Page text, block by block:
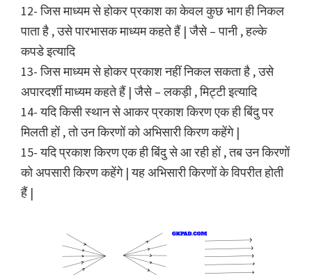
12- जिस माध्यम से होकर प्रकाश का केवल कुछ भाग ही निकल
पाता है , उसे पारभासक माध्यम कहते हैं | जैसे – पानी , हल्के
कपडे इत्यादि
13- जिस माध्यम से होकर प्रकाश नहीं निकल सकता है , उसे
अपारदर्शी माध्यम कहते हैं | जैसे – लकड़ी , मिट्टी इत्यादि
14- यदि किसी स्थान से आकर प्रकाश किरण एक ही बिंदु पर
मिलती हों , तो उन किरणों को अभिसारी किरण कहेंगे |
15- यदि प्रकाश किरण एक ही बिंदु से आ रही हों , तब उन किरणों
को अपसारी किरण कहेंगे | यह अभिसारी किरणों के विपरीत होती
हैं |